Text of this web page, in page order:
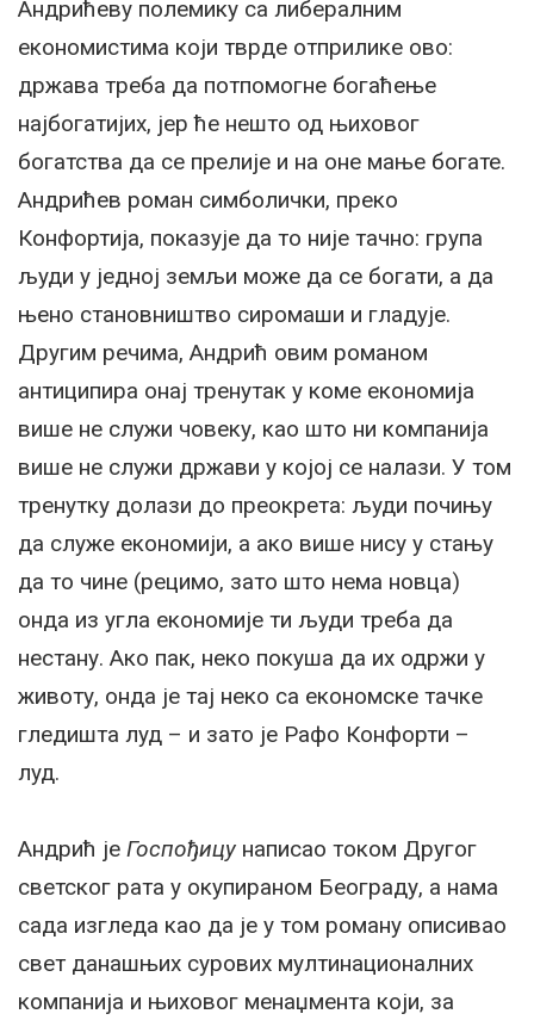
Андрићеву полемику са либералним
економистима који тврде отприлике ово:
држава треба да потпомогне богаћење
најбогатијих, јер ће нешто од њиховог
богатства да се прелије и на оне мање богате.
Андрићев роман симболички, преко
Конфортија, показује да то није тачно: група
људи у једној земљи може да се богати, а да
њено становништво сиромаши и гладује.
Другим речима, Андрић овим романом
антиципира онај тренутак у коме економија
више не служи човеку, као што ни компанија
више не служи држави у којој се налази. У том
тренутку долази до преокрета: људи почињу
да служе економији, а ако више нису у стању
да то чине (рецимо, зато што нема новца)
онда из угла економије ти људи треба да
нестану. Ако пак, неко покуша да их одржи у
животу, онда је тај неко са економске тачке
гледишта луд – и зато је Рафо Конфорти –
луд.
Андрић је Госпођицу написао током Другог
светског рата у окупираном Београду, а нама
сада изгледа као да је у том роману описивао
свет данашњих сурових мултинационалних
компанија и њиховог менаџмента који, за